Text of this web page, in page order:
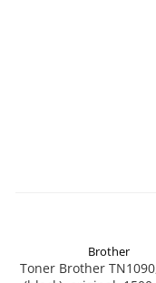
Brother
Toner Brother